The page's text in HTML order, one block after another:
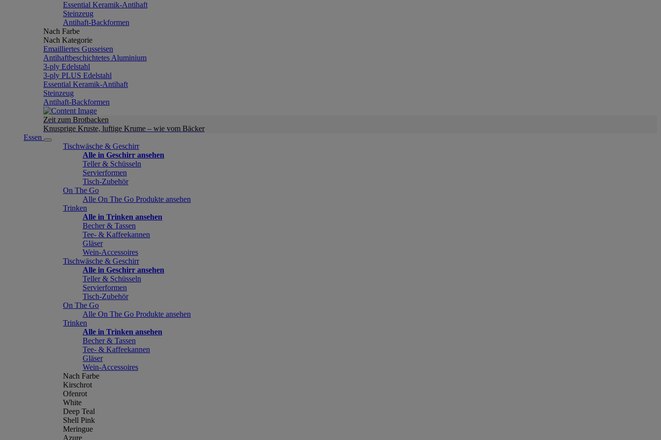
Essential Keramik-Antihaft
Steinzeug
Antihaft-Backformen
Nach Farbe
Nach Kategorie
Emailliertes Gusseisen
Antihaftbeschichtetes Aluminium
3-ply Edelstahl
3-ply PLUS Edelstahl
Essential Keramik-Antihaft
Steinzeug
Antihaft-Backformen
Zeit zum Brotbacken
Knusprige Kruste, luftige Krume – wie vom Bäcker
Essen
Tischwäsche & Geschirr
Alle in Geschirr ansehen
Teller & Schüsseln
Servierformen
Tisch-Zubehör
On The Go
Alle On The Go Produkte ansehen
Trinken
Alle in Trinken ansehen
Becher & Tassen
Tee- & Kaffeekannen
Gläser
Wein-Accessoires
Tischwäsche & Geschirr
Alle in Geschirr ansehen
Teller & Schüsseln
Servierformen
Tisch-Zubehör
On The Go
Alle On The Go Produkte ansehen
Trinken
Alle in Trinken ansehen
Becher & Tassen
Tee- & Kaffeekannen
Gläser
Wein-Accessoires
Nach Farbe
Kirschrot
Ofenrot
White
Deep Teal
Shell Pink
Meringue
Azure